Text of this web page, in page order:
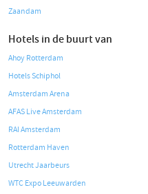
Zaandam
Hotels in de buurt van
Ahoy Rotterdam
Hotels Schiphol
Amsterdam Arena
AFAS Live Amsterdam
RAI Amsterdam
Rotterdam Haven
Utrecht Jaarbeurs
WTC Expo Leeuwarden